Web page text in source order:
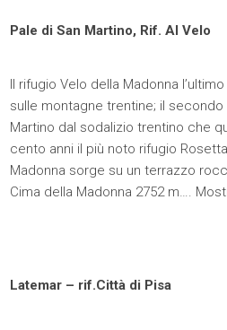
Pale di San Martino, Rif. Al Velo
Il rifugio Velo della Madonna
sulle montagne trentine; il
Martino dal sodalizio trentino che
cento anni il più noto rifugio
Madonna sorge su un terrazzo
Cima della Madonna 2752 m….
Latemar – rif.Città di Pisa